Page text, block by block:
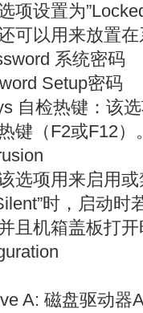
项设置为
可以用来放置
系统密码
Setup密码
自检热键：该
键（F2或F12）。
选项用来启用
时，启动
且机箱盖板打
A: 磁盘驱动器